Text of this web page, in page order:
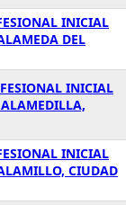
INICIAL
DEL
INICIAL
INICIAL
CIUDAD